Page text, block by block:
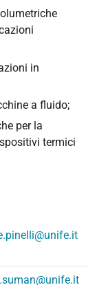
in
a fluido;
per la
termici